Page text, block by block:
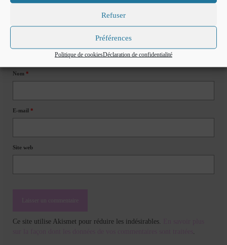
Refuser
Préférences
Politique de cookiesDéclaration de confidentialité
Nom *
E-mail *
Site web
Ce site utilise Akismet pour réduire les indésirables.